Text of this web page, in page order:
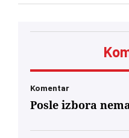
trebaju
Komentar
Posle izbora